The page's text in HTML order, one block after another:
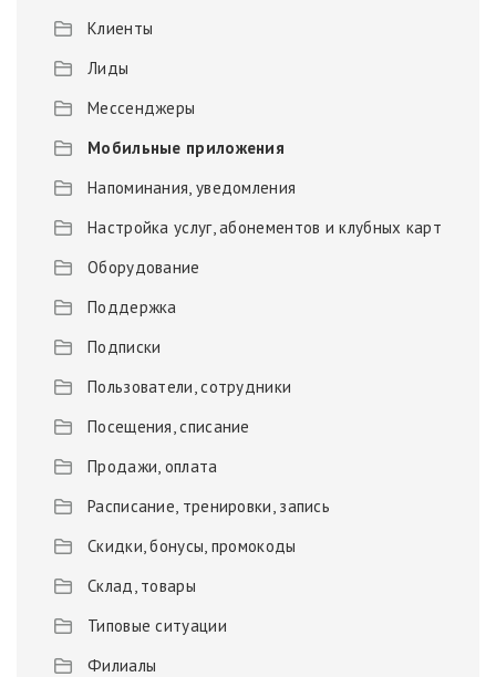
Клиенты
Лиды
Мессенджеры
Мобильные приложения
Напоминания, уведомления
Настройка услуг, абонементов и клубных карт
Оборудование
Поддержка
Подписки
Пользователи, сотрудники
Посещения, списание
Продажи, оплата
Расписание, тренировки, запись
Скидки, бонусы, промокоды
Склад, товары
Типовые ситуации
Филиалы